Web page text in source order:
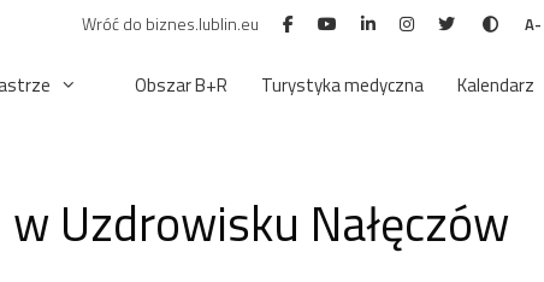
Wróć do biznes.lublin.eu A-
Obszar B+R Turystyka medyczna Kalendarz
Uzdrowisku Nałęczów